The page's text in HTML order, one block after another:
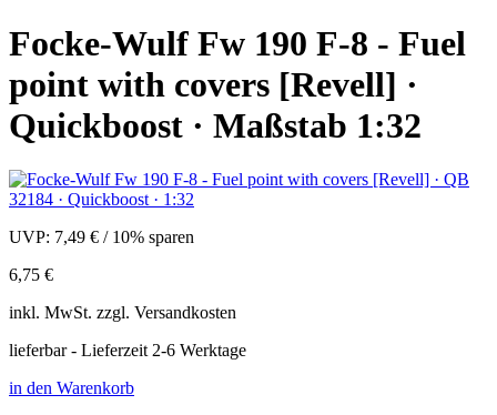
Focke-Wulf Fw 190 F-8 - Fuel
point with covers [Revell] ·
Quickboost · Maßstab 1:32
UVP: 7,49 € / 10% sparen
6,75 €
inkl. MwSt. zzgl. Versandkosten
lieferbar - Lieferzeit 2-6 Werktage
in den Warenkorb